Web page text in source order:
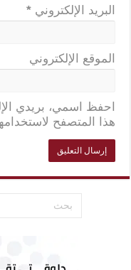
البريد الإلكتروني *
الموقع الإلكتروني
احفظ اسمي، بريدي
هذا المتصفح